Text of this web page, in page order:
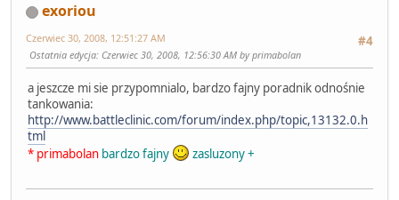
exoriou
#4
Czerwiec 30, 2008, 12:51:27 AM
Ostatnia edycja: Czerwiec 30, 2008, 12:56:30 AM by primabolan
a jeszcze mi sie przypomnialo, bardzo fajny poradnik odnośnie
tankowania:
http://www.battleclinic.com/forum/index.php/topic,13132.0.h
tml
* primabolan bardzo fajny zasluzony +